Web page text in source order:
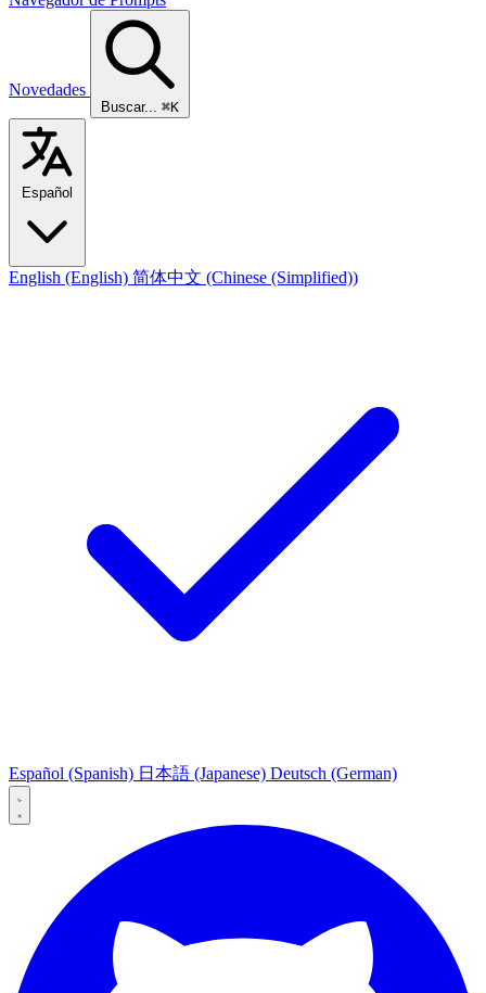
Novedades
Buscar... ⌘K
Español
English (English) 简体中文 (Chinese (Simplified))
Español (Spanish) 日本語 (Japanese) Deutsch (German)